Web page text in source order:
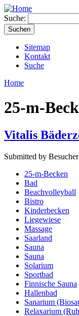
Suche:
Sitemap
Kontakt
Suche
Home
25-m-
Vitalis
Submitted by
25-m-Becken
Bad
Beachvolleyball
Bistro
Kinderbecken
Liegewiese
Massage
Saarland
Sauna
Sauna
Solarium
Sportbad
Finnische Sauna
Hallenbad
Sanarium
Relaxarium